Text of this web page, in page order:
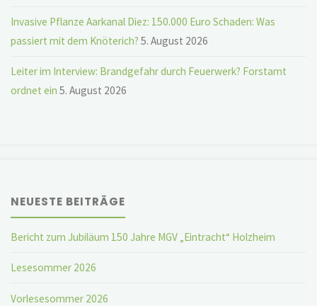
Invasive Pflanze Aarkanal Diez: 150.000 Euro Schaden: Was
passiert mit dem Knöterich? 5. August 2026
Leiter im Interview: Brandgefahr durch Feuerwerk? Forstamt
ordnet ein 5. August 2026
NEUESTE BEITRÄGE
Bericht zum Jubiläum 150 Jahre MGV „Eintracht“ Holzheim
Lesesommer 2026
Vorlesesommer 2026